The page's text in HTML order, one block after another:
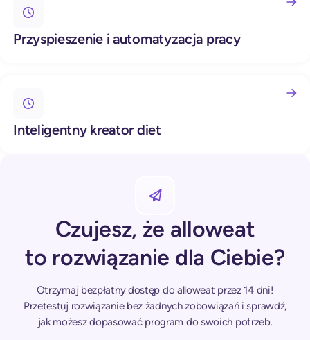
Przyspieszenie i automatyzacja pracy
Inteligentny kreator diet
Czujesz, że alloweat
to rozwiązanie dla Ciebie?
Otrzymaj bezpłatny dostęp do alloweat przez 14 dni!
Przetestuj rozwiązanie bez żadnych zobowiązań i sprawdź,
jak możesz dopasować program do swoich potrzeb.